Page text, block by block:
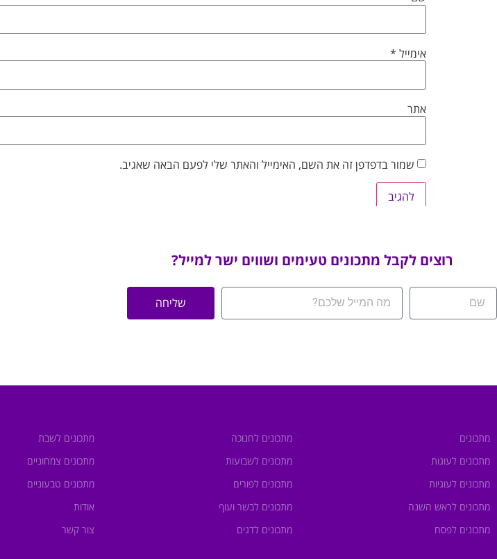
אימייל *
אתר
שמור בדפדפן זה את השם, האימייל והאתר שלי לפעם הבאה שאגיב.
רוצים לקבל מתכונים טעימים ושווים ישר למייל?
שליחה
מתכונים
מתכונים לעוגות
מתכונים לעוגיות
מתכונים לראש השנה
מתכונים לפסח
מתכונים לחנוכה
מתכונים לשבועות
מתכונים לפורים
מתכונים לבשר ועוף
מתכונים לדגים
מתכונים לשבת
מתכונים צמחוניים
מתכונים טבעוניים
אודות
צור קשר